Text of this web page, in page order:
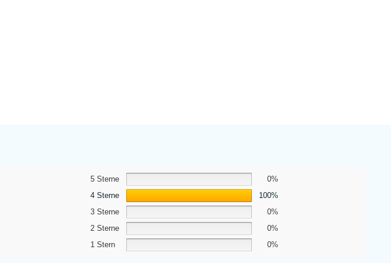
5 Sterne
0%
4 Sterne
100%
3 Sterne
0%
2 Sterne
0%
1 Stern
0%